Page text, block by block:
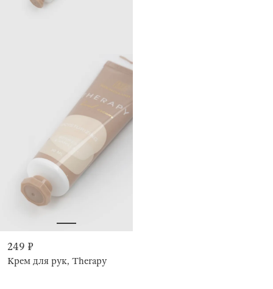
249 ₽
Крем для рук, Therapy